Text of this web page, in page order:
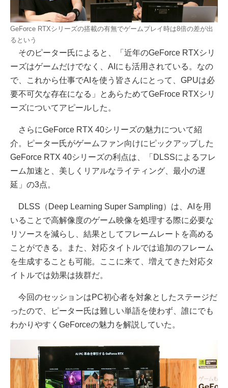
GeForce RTXシリーズの搭載の有無でゲームプレイ時は8倍の差が出
るという
そのピーター氏によると、「近年のGeForce RTXシリ
ーズはゲームだけでなく、AIにも活用されている。なの
で、これから仕事でAIを使う皆さんにとって、GPUは必
要不可欠な存在になる」とあらためてGeFroce RTXシリ
ーズについてアピールした。
さらにGeForce RTX 40シリーズの魅力について紹
介。ピーター氏がゲームファン向けにピックアップした
GeForce RTX 40シリーズの利点は、「DLSSによるフレ
ーム加速と、美しくリアルなライティング、最小の遅
延」の3点。
DLSS（Deep Learning Super Sampling）は、AIを用
いることで高解像度のゲーム映像を処理する際に必要な
リソースを減らし、結果としてフレームレートを高める
ことができる。また、対応タイトルでは追加のフレーム
を生成することも可能。ここに来て、増えてきた対応タ
イトルでは効果は抜群だ。
今回のセッションはPC初心者を対象としたステージだ
ったので、ピーター氏は難しい単語を使わず、誰にでも
わかりやすくGeForceの魅力を解説していた。